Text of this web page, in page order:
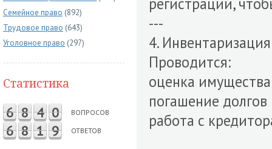
Семейное право (892)
Трудовое право (643)
Уголовное право (297)
Статистика
6 8 4 0 ВОПРОСОВ
6 8 1 9 ОТВЕТОВ
---
4.
Проводится:
оценка имущества
погашение долгов
работа с